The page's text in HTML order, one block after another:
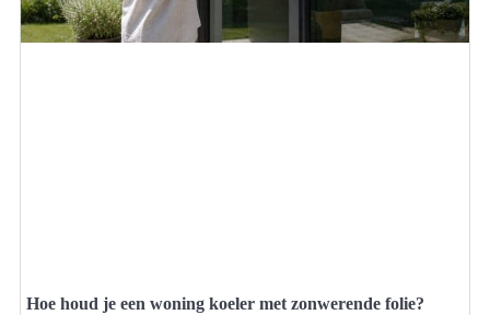
Hoe houd je een woning koeler met zonwerende folie?